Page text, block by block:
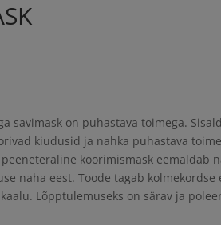
savimask on puhastava toimega.
kiudusid ja nahka puhastava
koorimismask eemaldab
naha eest. Toode tagab kolmekordse
Lõpptulemuseks on särav ja